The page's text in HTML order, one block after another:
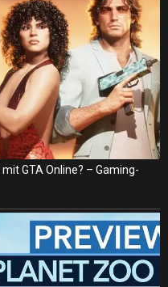
GTA Online? – Gaming-